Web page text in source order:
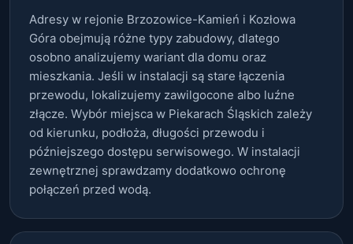
Adresy w rejonie Brzozowice-Kamień i Kozłowa
Góra obejmują różne typy zabudowy, dlatego
osobno analizujemy wariant dla domu oraz
mieszkania. Jeśli w instalacji są stare łączenia
przewodu, lokalizujemy zawilgocone albo luźne
złącze. Wybór miejsca w Piekarach Śląskich zależy
od kierunku, podłoża, długości przewodu i
późniejszego dostępu serwisowego. W instalacji
zewnętrznej sprawdzamy dodatkowo ochronę
połączeń przed wodą.